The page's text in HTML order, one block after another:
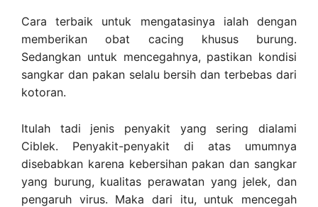
Cara terbaik untuk mengatasinya ialah dengan
memberikan obat cacing khusus burung.
Sedangkan untuk mencegahnya, pastikan kondisi
sangkar dan pakan selalu bersih dan terbebas dari
kotoran.
Itulah tadi jenis penyakit yang sering dialami
Ciblek. Penyakit-penyakit di atas umumnya
disebabkan karena kebersihan pakan dan sangkar
yang burung, kualitas perawatan yang jelek, dan
pengaruh virus. Maka dari itu, untuk mencegah